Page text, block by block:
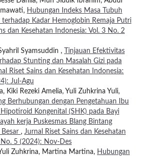
Hubungan Indeks Masa Tubuh
Kadar Hemoglobin Remaja Putri
dan Kesehatan Indonesia: Vol. 3 No. 2
Syamsuddin ,
Tinjauan Efektivitas
Stunting dan Masalah Gizi pada
Riset Sains dan Kesehatan Indonesia:
Jul-Agu
Kiki Rezeki Amelia, Yuli Zuhkrina Yuli,
Berhubungan dengan Pengetahuan Ibu
Kongenital (SHK) pada Bayi
kerja Puskesmas Blang Bintang
, Jurnal Riset Sains dan Kesehatan
No. 5 (2024): Nov-Des
Zuhkrina, Martina Martina, Hubungan